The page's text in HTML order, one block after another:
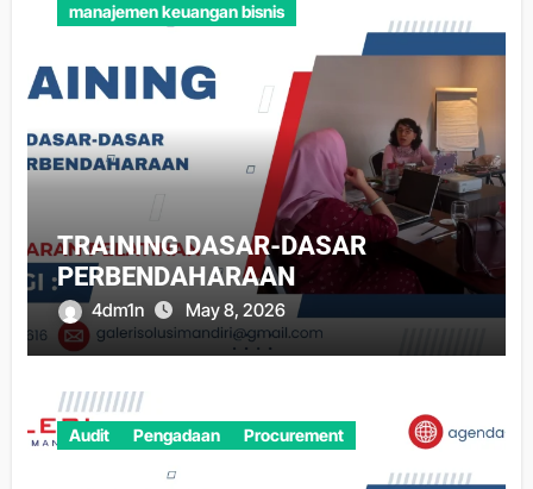
manajemen keuangan bisnis
TRAINING DASAR-DASAR
PERBENDAHARAAN
4dm1n May 8, 2026
Audit Pengadaan Procurement